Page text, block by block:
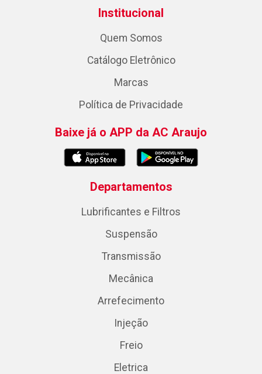
Institucional
Quem Somos
Catálogo Eletrônico
Marcas
Política de Privacidade
Baixe já o APP da AC Araujo
Departamentos
Lubrificantes e Filtros
Suspensão
Transmissão
Mecânica
Arrefecimento
Injeção
Freio
Eletrica